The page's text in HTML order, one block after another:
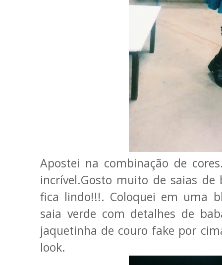
Apostei na combinação de
incrível.Gosto muito de saias
fica lindo!!!. Coloquei em uma
saia verde com detalhes de
jaquetinha de couro fake por
look.